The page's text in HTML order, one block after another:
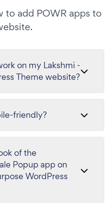
to add POWR apps to
on my Lakshmi -
Theme website?
friendly?
of the
Popup app on
WordPress